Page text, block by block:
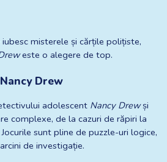
misterele și cărțile polițiste,
este o alegere de top.
Drew
adolescent Nancy Drew și
complexe, de la cazuri de răpiri la
sunt pline de puzzle-uri logice,
de investigație.